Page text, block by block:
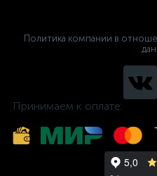
Политика компании в
Принимаем к оплате: